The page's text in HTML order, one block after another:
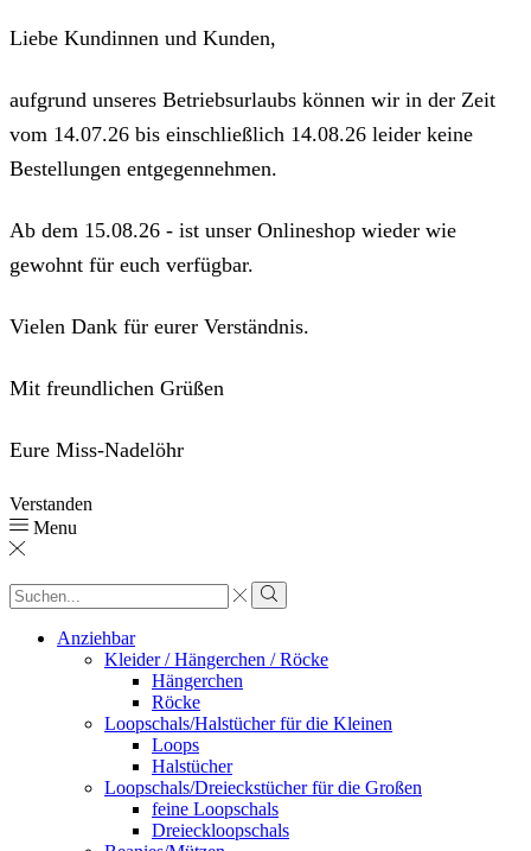
Liebe Kundinnen und Kunden,
aufgrund unseres Betriebsurlaubs können wir in der Zeit
vom 14.07.26 bis einschließlich 14.08.26 leider keine
Bestellungen entgegennehmen.
Ab dem 15.08.26 - ist unser Onlineshop wieder wie
gewohnt für euch verfügbar.
Vielen Dank für eurer Verständnis.
Mit freundlichen Grüßen
Eure Miss-Nadelöhr
Verstanden
Menu
Sucheingabe
Suche
Anziehbar
Kleider / Hängerchen / Röcke
Hängerchen
Röcke
Loopschals/Halstücher für die Kleinen
Loops
Halstücher
Loopschals/Dreieckstücher für die Großen
feine Loopschals
Dreieckloopschals